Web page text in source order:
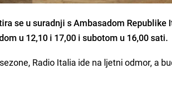
se u suradnji s Ambasadom Republike
u 12,10 i 17,00 i subotom u 16,00 sati.
Radio Italia ide na ljetni odmor, a